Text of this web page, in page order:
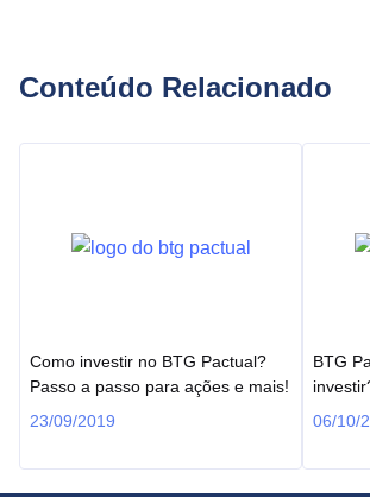
Conteúdo Relacionado
Como investir no BTG Pactual?
Passo a passo para ações e mais!
23/09/2019
BTG
06/10/